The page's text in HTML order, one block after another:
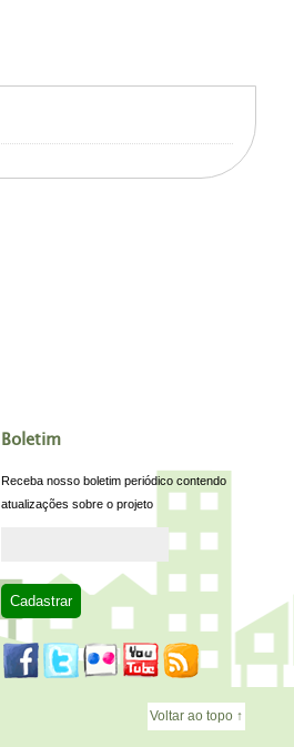
Boletim
Receba nosso boletim periódico contendo
atualizações sobre o projeto
Voltar ao topo ↑